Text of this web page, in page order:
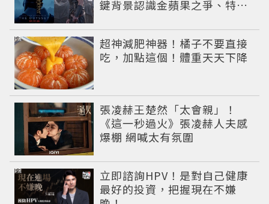
鍵背景認識金蘋果之爭、特洛
超神減肥神器！橘子不要直接
吃，加點這個！體重天天下降
PR
張凌赫王楚然「太會親」！
《這一秒過火》張凌赫人夫感
爆棚 網喊太有氛圍
立即諮詢HPV！是對自己健康
最好的投資，把握現在不嫌
PR